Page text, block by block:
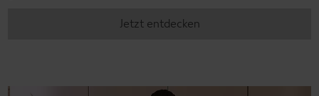
Jetzt entdecken